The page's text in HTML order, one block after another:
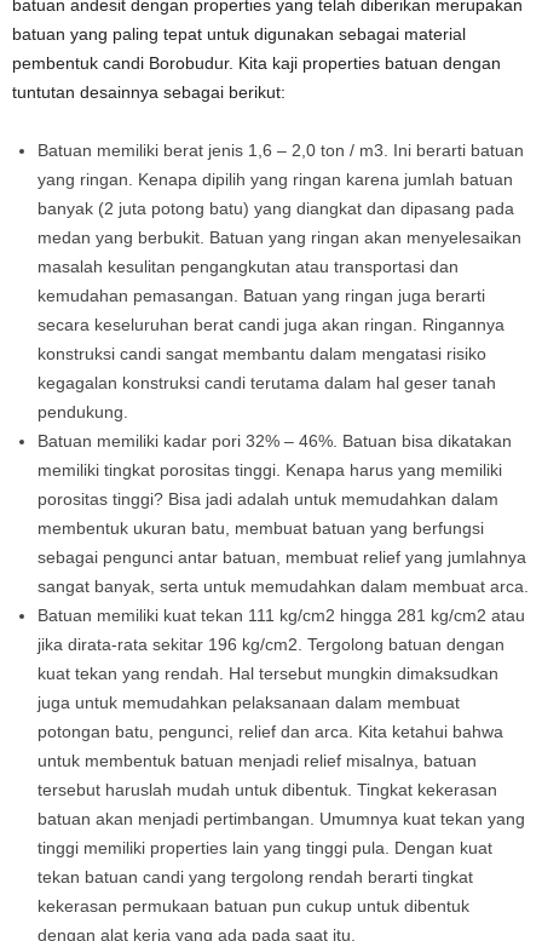
batuan andesit dengan properties yang telah diberikan merupakan
batuan yang paling tepat untuk digunakan sebagai material
pembentuk candi Borobudur. Kita kaji properties batuan dengan
tuntutan desainnya sebagai berikut:
Batuan memiliki berat jenis 1,6 – 2,0 ton / m3. Ini berarti batuan
yang ringan. Kenapa dipilih yang ringan karena jumlah batuan
banyak (2 juta potong batu) yang diangkat dan dipasang pada
medan yang berbukit. Batuan yang ringan akan menyelesaikan
masalah kesulitan pengangkutan atau transportasi dan
kemudahan pemasangan. Batuan yang ringan juga berarti
secara keseluruhan berat candi juga akan ringan. Ringannya
konstruksi candi sangat membantu dalam mengatasi risiko
kegagalan konstruksi candi terutama dalam hal geser tanah
pendukung.
Batuan memiliki kadar pori 32% – 46%. Batuan bisa dikatakan
memiliki tingkat porositas tinggi. Kenapa harus yang memiliki
porositas tinggi? Bisa jadi adalah untuk memudahkan dalam
membentuk ukuran batu, membuat batuan yang berfungsi
sebagai pengunci antar batuan, membuat relief yang jumlahnya
sangat banyak, serta untuk memudahkan dalam membuat arca.
Batuan memiliki kuat tekan 111 kg/cm2 hingga 281 kg/cm2 atau
jika dirata-rata sekitar 196 kg/cm2. Tergolong batuan dengan
kuat tekan yang rendah. Hal tersebut mungkin dimaksudkan
juga untuk memudahkan pelaksanaan dalam membuat
potongan batu, pengunci, relief dan arca. Kita ketahui bahwa
untuk membentuk batuan menjadi relief misalnya, batuan
tersebut haruslah mudah untuk dibentuk. Tingkat kekerasan
batuan akan menjadi pertimbangan. Umumnya kuat tekan yang
tinggi memiliki properties lain yang tinggi pula. Dengan kuat
tekan batuan candi yang tergolong rendah berarti tingkat
kekerasan permukaan batuan pun cukup untuk dibentuk
dengan alat kerja yang ada pada saat itu.